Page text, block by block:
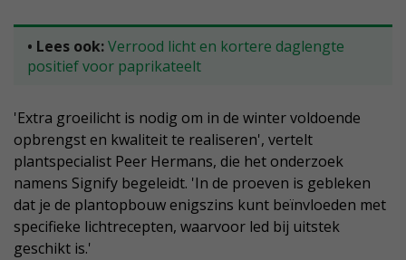
• Lees ook:Verrood licht en kortere daglengte
positief voor paprikateelt
'Extra groeilicht is nodig om in de winter voldoende
opbrengst en kwaliteit te realiseren', vertelt
plantspecialist Peer Hermans, die het onderzoek
namens Signify begeleidt. 'In de proeven is gebleken
dat je de plantopbouw enigszins kunt beïnvloeden met
specifieke lichtrecepten, waarvoor led bij uitstek
geschikt is.'